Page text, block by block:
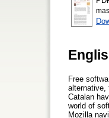
Free
alternative,
Catalan
world of
Mozilla